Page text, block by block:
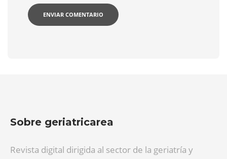
Sobre geriatricarea
Revista digital dirigida al sector de la geriatría y